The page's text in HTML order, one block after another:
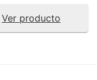
Ver producto